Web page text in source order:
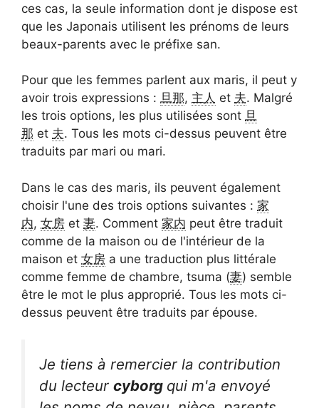
ces cas, la seule information dont je dispose est
que les Japonais utilisent les prénoms de leurs
beaux-parents avec le préfixe san.
Pour que les femmes parlent aux maris, il peut y
avoir trois expressions : 旦那, 主人 et 夫. Malgré
les trois options, les plus utilisées sont 旦
那 et 夫. Tous les mots ci-dessus peuvent être
traduits par mari ou mari.
Dans le cas des maris, ils peuvent également
choisir l'une des trois options suivantes : 家
内, 女房 et 妻. Comment 家内 peut être traduit
comme de la maison ou de l'intérieur de la
maison et 女房 a une traduction plus littérale
comme femme de chambre, tsuma (妻) semble
être le mot le plus approprié. Tous les mots ci-
dessus peuvent être traduits par épouse.
Je tiens à remercier la contribution
du lecteur cyborg qui m'a envoyé